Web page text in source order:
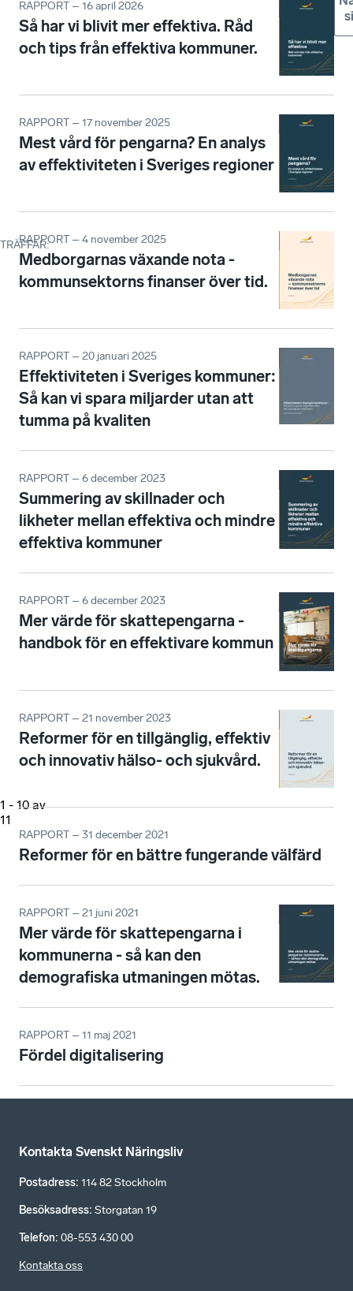
TRÄFFAR:
1 - 10 av
11
RAPPORT – 16 april 2026
Så har vi blivit mer effektiva. Råd
och tips från effektiva kommuner.
RAPPORT – 17 november 2025
Mest vård för pengarna? En analys
av effektiviteten i Sveriges regioner
RAPPORT – 4 november 2025
Medborgarnas växande nota -
kommunsektorns finanser över tid.
RAPPORT – 20 januari 2025
Effektiviteten i Sveriges kommuner:
Så kan vi spara miljarder utan att
tumma på kvaliten
RAPPORT – 6 december 2023
Summering av skillnader och
likheter mellan effektiva och mindre
effektiva kommuner
RAPPORT – 6 december 2023
Mer värde för skattepengarna -
handbok för en effektivare kommun
RAPPORT – 21 november 2023
Reformer för en tillgänglig, effektiv
och innovativ hälso- och sjukvård.
RAPPORT – 31 december 2021
Reformer för en bättre fungerande välfärd
RAPPORT – 21 juni 2021
Mer värde för skattepengarna i
kommunerna - så kan den
demografiska utmaningen mötas.
RAPPORT – 11 maj 2021
Fördel digitalisering
Kontakta Svenskt Näringsliv
Postadress: 114 82 Stockholm
Besöksadress: Storgatan 19
Telefon: 08-553 430 00
Kontakta oss